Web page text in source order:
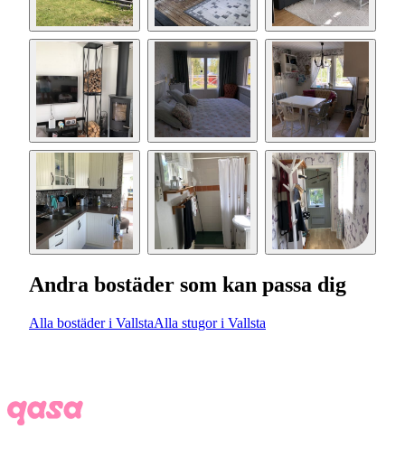
Andra bostäder som kan passa dig
Alla bostäder i VallstaAlla stugor i Vallsta